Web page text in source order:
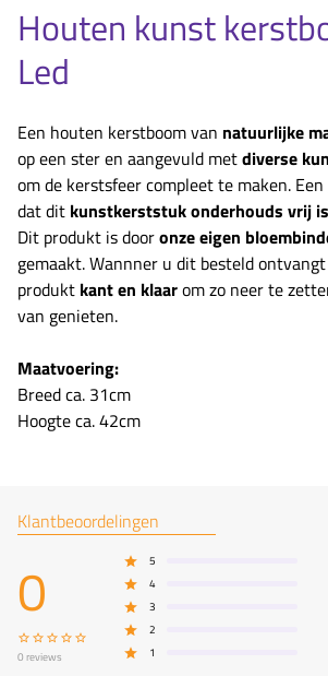
Houten kunst
Led
Een houten kerstboom van natuurlijke
op een ster en aangevuld metdiverse
om de kerstsfeer compleet te maken.
dat dit kunstkerststukonderhouds vrij
Dit produkt is dooronze eigen
gemaakt. Wannner u dit besteld
produkt kant en klaarom zo neer te
van genieten.
Maatvoering:
Breed ca. 31cm
Hoogte ca. 42cm
Klantbeoordelingen
0
0 reviews
5
4
3
2
1